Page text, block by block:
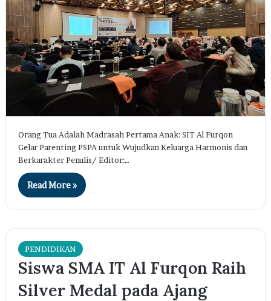
Orang Tua Adalah Madrasah Pertama Anak: SIT Al Furqon
Gelar Parenting PSPA untuk Wujudkan Keluarga Harmonis dan
Berkarakter Penulis/ Editor:…
Read More »
PENDIDIKAN
Siswa SMA IT Al Furqon Raih
Silver Medal pada Ajang